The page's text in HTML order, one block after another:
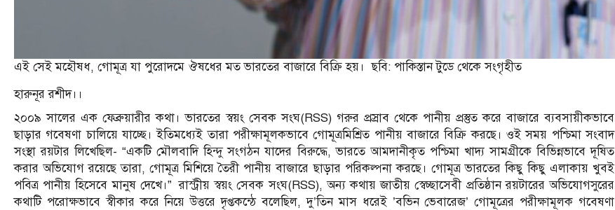
এই সেই মহৌষধ, গোমূত্র যা পুরোদমে ঔষধের মত ভারতের বাজারে বিক্রি হয়। ছবি: পাকিস্তান টুডে থেকে সংগৃহীত
হারুনূর রশীদ।।
২০০৯ সালের এক ফেব্রুয়ারীর কথা। ভারতের স্বয়ং সেবক সংঘ(RSS) গরুর প্রস্রাব থেকে পানীয় প্রস্তুত করে বাজারে ব্যবসায়ীকভাবে
ছাড়ার গবেষণা চালিয়ে যাচ্ছে। ইতিমধ্যেই তারা পরীক্ষামূলকভাবে গোমূত্রমিশ্রিত পানীয় বাজারে বিক্রি করছে। ওই সময় পশ্চিমা সংবাদ
সংস্থা রয়টার লিখেছিল- “একটি মৌলবাদি হিন্দু সংগঠন যাদের বিরুদ্ধে, ভারতে আমদানীকৃত পশ্চিমা খাদ্য সামগ্রীকে বিভিন্নভাবে দূষিত
করার অভিযোগ রয়েছে তারা, গোমূত্র মিশিয়ে তৈরী পানীয় বাজারে ছাড়ার পরিকল্পনা করছে। গোমূত্র ভারতের কিছু কিছু এলাকায় খুবই
পবিত্র পানীয় হিসেবে মানুষ দেখে।” রাস্ট্রীয় স্বয়ং সেবক সংঘ(RSS), অন্য কথায় জাতীয় স্বেচ্ছাসেবী প্রতিষ্ঠান রয়টারের অভিযোগসুরের
কথাটি পরোক্ষভাবে স্বীকার করে নিয়ে উত্তরে দৃপ্তকন্ঠে বলেছিল, দু’তিন মাস ধরেই ’বভিন ভেবারেজ’ গোমূত্রের পরীক্ষামূলক গবেষণা